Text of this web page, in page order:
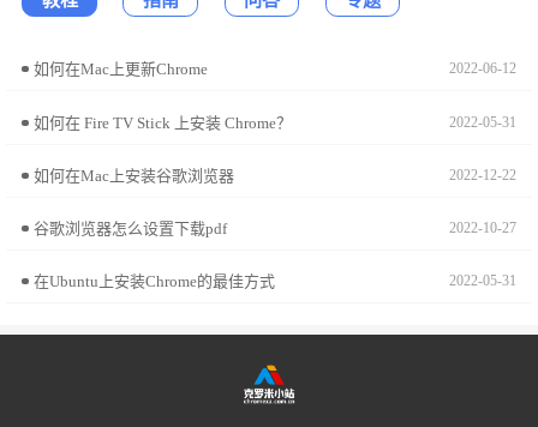
如何在Mac上更新Chrome 2022-06-12
如何在 Fire TV Stick 上安装 Chrome？ 2022-05-31
如何在Mac上安装谷歌浏览器 2022-12-22
谷歌浏览器怎么设置下载pdf 2022-10-27
在Ubuntu上安装Chrome的最佳方式 2022-05-31